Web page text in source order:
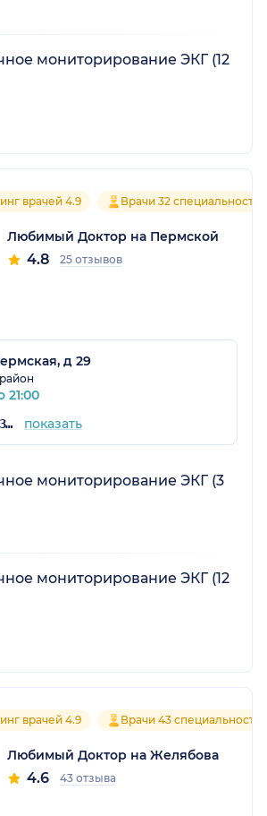
мониторирование ЭКГ (12
врачей 4.9 Врачи 32 специальностей
Любимый Доктор на Пермской
4.8 25 отзывов
д 29
21:00
+7 (342) 259-53-03 показать
мониторирование ЭКГ (3
мониторирование ЭКГ (12
врачей 4.9 Врачи 43
Любимый Доктор на Желябова
4.6 43 отзыва